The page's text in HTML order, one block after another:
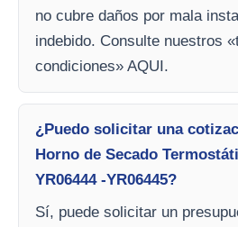
no cubre daños por mala
indebido. Consulte nuestros
condiciones» AQUI.
¿Puedo solicitar una
Horno de Secado
YR06444 -YR06445?
Sí, puede solicitar un